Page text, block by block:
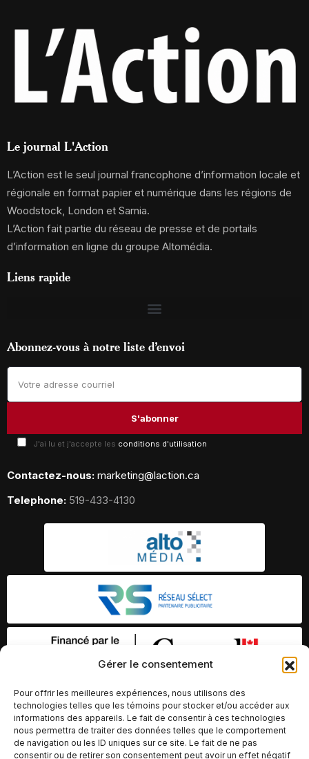
Gérer le consentement
Pour offrir les meilleures expériences, nous utilisons des
technologies telles que les témoins pour stocker et/ou accéder aux
informations des appareils. Le fait de consentir à ces technologies
nous permettra de traiter des données telles que le comportement
de navigation ou les ID uniques sur ce site. Le fait de ne pas
consentir ou de retirer son consentement peut avoir un effet négatif
Le journal L'Action
L’Action est le seul journal francophone d’information locale et
régionale en format papier et numérique dans les régions de
Woodstock, London et Sarnia.
L’Action fait partie du réseau de presse et de portails
d’information en ligne du groupe Altomédia.
Liens rapide
Abonnez-vous à notre liste d’envoi
J'ai lu et j'accepte les conditions d'utilisation
Contactez-nous: marketing@laction.ca
Telephone: 519-433-4130